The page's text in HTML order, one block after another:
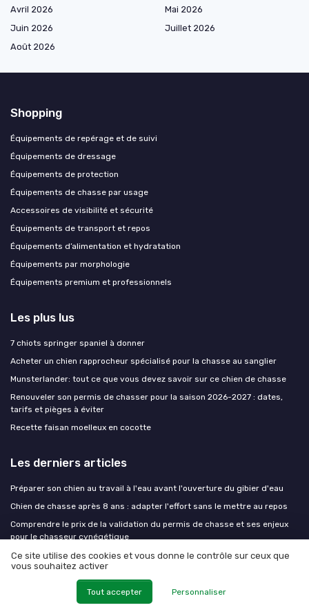
Avril 2026
Mai 2026
Juin 2026
Juillet 2026
Août 2026
Shopping
Équipements de repérage et de suivi
Équipements de dressage
Équipements de protection
Équipements de chasse par usage
Accessoires de visibilité et sécurité
Équipements de transport et repos
Équipements d’alimentation et hydratation
Équipements par morphologie
Équipements premium et professionnels
Les plus lus
7 chiots springer spaniel à donner
Acheter un chien rapprocheur spécialisé pour la chasse au sanglier
Munsterlander: tout ce que vous devez savoir sur ce chien de chasse
Renouveler son permis de chasser pour la saison 2026-2027 : dates,
tarifs et pièges à éviter
Recette faisan moelleux en cocotte
Les derniers articles
Préparer son chien au travail à l'eau avant l'ouverture du gibier d'eau
Chien de chasse après 8 ans : adapter l'effort sans le mettre au repos
Comprendre le prix de la validation du permis de chasse et ses enjeux
pour le chasseur cynégétique
Fdc52 et chiens de chasse : comprendre la réglementation pour
chasser en confiance
Reprendre le dressage après l'été : trois semaines pour retrouver le
Ce site utilise des cookies et vous donne le contrôle sur ceux que
vous souhaitez activer
Tout accepter Personnaliser